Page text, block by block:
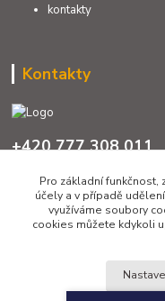
kontakty
Kontakty
+420 777 308 011
info@sumcari.cz
Pro základní funkčnost,
účely a v případě
využíváme soubory
cookies můžete kdykoli